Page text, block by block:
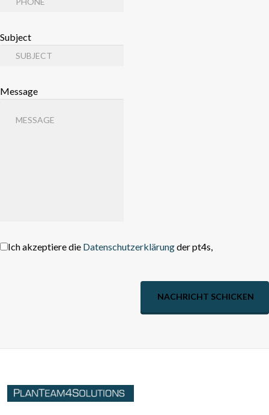
Subject
Message
Ich akzeptiere die Datenschutzerklärungder pt4s,
NACHRICHT SCHICKEN